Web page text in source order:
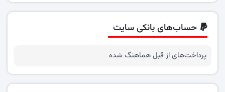
حساب‌های بانکی سایت
پرداخت‌های از قبل هماهنگ شده